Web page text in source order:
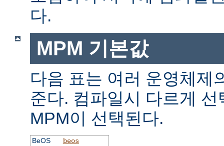
다.
MPM 기본값
다음 표는 여러 운영체제
준다. 컴파일시 다르게
MPM이 선택된다.
BeOS
beos